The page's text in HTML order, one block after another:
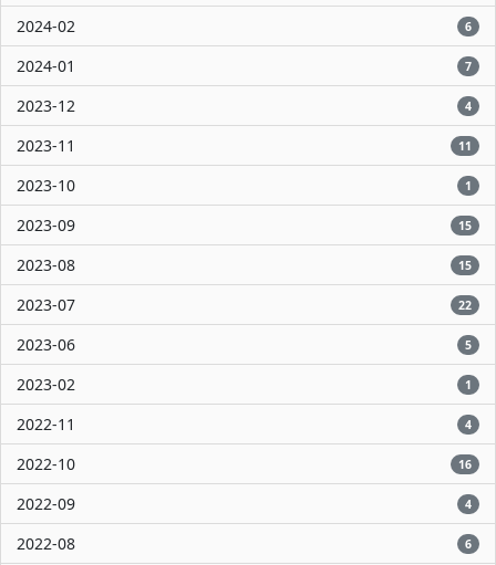
2024-02 6
2024-01 7
2023-12 4
2023-11 11
2023-10 1
2023-09 15
2023-08 15
2023-07 22
2023-06 5
2023-02 1
2022-11 4
2022-10 16
2022-09 4
2022-08 6